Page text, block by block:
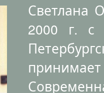
Светлана
2000 г. с